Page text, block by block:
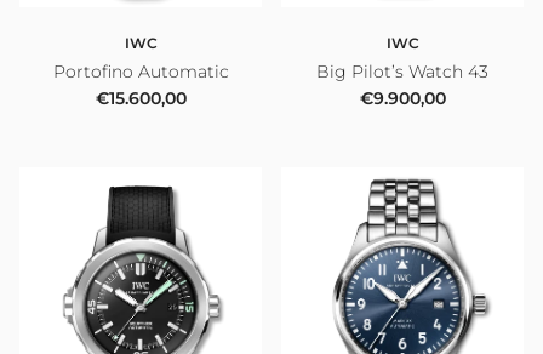
IWC
Portofino Automatic
Prezzo normale
€15.600,00
IWC
Big Pilot’s Watch 43
Prezzo normale
€9.900,00